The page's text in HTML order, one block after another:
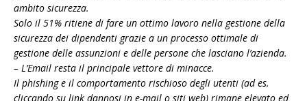
ambito sicurezza.
Solo il 51% ritiene di fare un ottimo lavoro nella gestione della
sicurezza dei dipendenti grazie a un processo ottimale di
gestione delle assunzioni e delle persone che lasciano l’azienda.
– L’Email resta il principale vettore di minacce.
Il phishing e il comportamento rischioso degli utenti (ad es.
cliccando su link dannosi in e-mail o siti web) rimane elevato ed